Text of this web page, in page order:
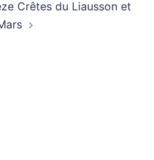
Crêtes du Liausson et